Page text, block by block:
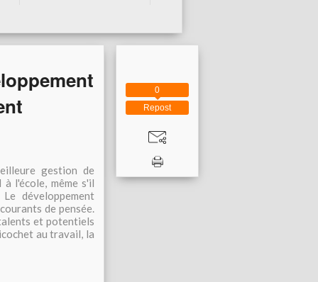
gestion de
l'école, même s'il
développement
de pensée.
et potentiels
au travail, la
Repost
0